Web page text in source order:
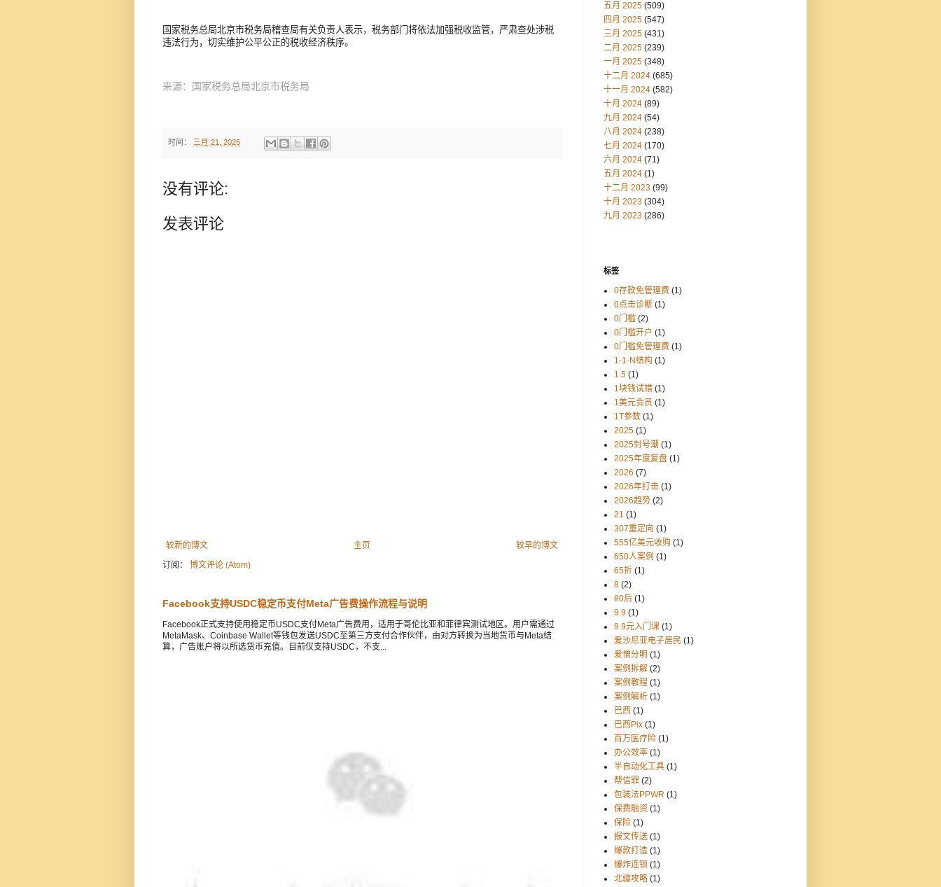
国家税务总局北京市税务局稽查局有关负责人表示，税务部门将依法加强税收监管，严肃查处涉税
违法行为，切实维护公平公正的税收经济秩序。
来源：国家税务总局北京市税务局
时间： 三月 21, 2025
没有评论:
发表评论
较新的博文 较早的博文
主页
订阅： 博文评论 (Atom)
Facebook支持USDC稳定币支付Meta广告费操作流程与说明
Facebook正式支持使用稳定币USDC支付Meta广告费用，适用于哥伦比亚和菲律宾测试地区。用户需通过
MetaMask、Coinbase Wallet等钱包发送USDC至第三方支付合作伙伴，由对方转换为当地货币与Meta结
算，广告账户将以所选货币充值。目前仅支持USDC，不支...
五月 2025 (509)
四月 2025 (547)
三月 2025 (431)
二月 2025 (239)
一月 2025 (348)
十二月 2024 (685)
十一月 2024 (582)
十月 2024 (89)
九月 2024 (54)
八月 2024 (238)
七月 2024 (170)
六月 2024 (71)
五月 2024 (1)
十二月 2023 (99)
十月 2023 (304)
九月 2023 (286)
标签
0存款免管理费 (1)
0点击诊断 (1)
0门槛 (2)
0门槛开户 (1)
0门槛免管理费 (1)
1-1-N结构 (1)
1.5 (1)
1块钱试错 (1)
1美元会员 (1)
1T参数 (1)
2025 (1)
2025封号潮 (1)
2025年度复盘 (1)
2026 (7)
2026年打击 (1)
2026趋势 (2)
21 (1)
307重定向 (1)
555亿美元收购 (1)
650人案例 (1)
65折 (1)
8 (2)
80后 (1)
9.9 (1)
9.9元入门课 (1)
爱沙尼亚电子居民 (1)
爱憎分明 (1)
案例拆解 (2)
案例教程 (1)
案例解析 (1)
巴西 (1)
巴西Pix (1)
百万医疗险 (1)
办公效率 (1)
半自动化工具 (1)
帮信罪 (2)
包装法PPWR (1)
保费融资 (1)
保险 (1)
报文传送 (1)
爆款打造 (1)
爆炸连锁 (1)
北疆攻略 (1)